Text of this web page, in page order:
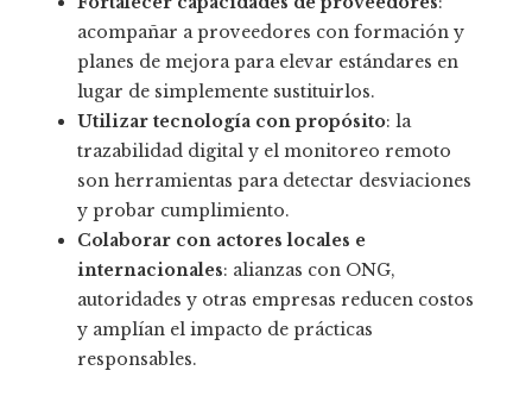
acompañar a proveedores con formación y
planes de mejora para elevar estándares en
lugar de simplemente sustituirlos.
Utilizar tecnología con propósito: la
trazabilidad digital y el monitoreo remoto
son herramientas para detectar desviaciones
y probar cumplimiento.
Colaborar con actores locales e
internacionales: alianzas con ONG,
autoridades y otras empresas reducen costos
y amplían el impacto de prácticas
responsables.